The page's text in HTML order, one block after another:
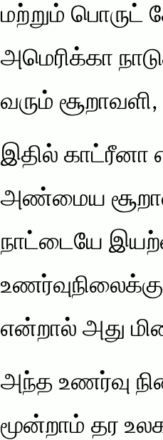
மற்றும் பொருட்
அமெரிக்கா
வரும்
இதில் காட்ரீனா
அண்மைய
நாட்டையே
என்றால் அது
அந்த உணர்வு
மூன்றாம் தர